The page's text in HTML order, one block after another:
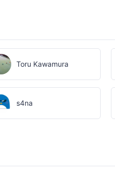
Toru Kawamura
s4na